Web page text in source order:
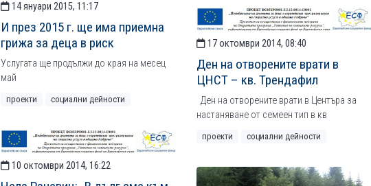
14 януари 2015, 11:17
И през 2015 г. ще има приемна
грижа за деца в риск
Услугата ще продължи до края на месец
май
проекти социални дейности
17 октомври 2014, 08:40
Ден на отворените врати в
ЦНСТ – кв. Трендафил
Ден на отворените врати в Центъра за
настаняване от семеен тип в кв
проекти социални дейности
10 октомври 2014, 16:22